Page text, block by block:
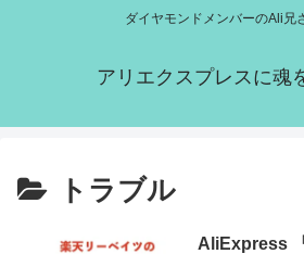
ダイヤモンドメンバーのAli兄
アリエクスプレスに魂
トラブル
AliExpress